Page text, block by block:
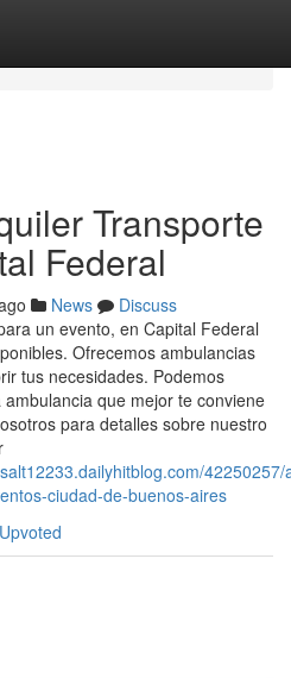
Transporte
Federal
News
Discuss
un evento, en Capital Federal
Ofrecemos ambulancias
tus necesidades. Podemos
que mejor te conviene
para detalles sobre nuestro
42250257/
ciudad-de-buenos-aires